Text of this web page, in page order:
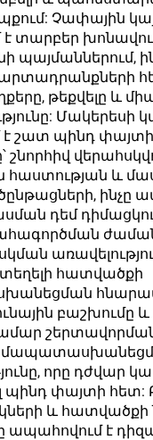
Չափային
տարբեր
պայմաններում,
թեքվելը և
Մակերեսի
է շատ պինդ փայտի
շնորհիվ
հաստության և
ինչը
դեմ
հատվածքի
բաշխումը և
շերտավորման
որը դժվար
պինդ փայտի հետ:
և հատվածքի
ապահովում է